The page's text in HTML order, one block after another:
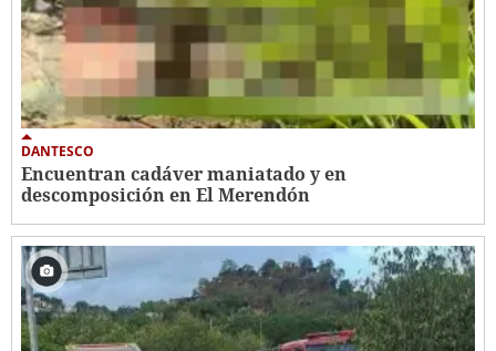
DANTESCO
Encuentran cadáver maniatado y en
descomposición en El Merendón